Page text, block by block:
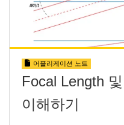
어플리케이션 노트
Focal Length
이해하기